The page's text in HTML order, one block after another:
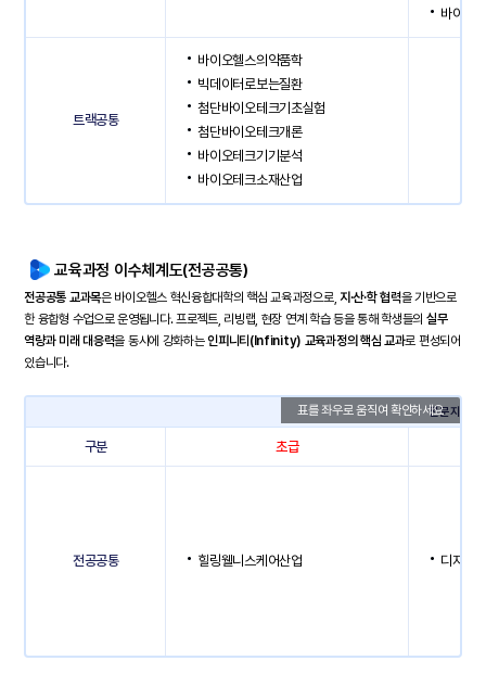
바이오
트랙공통
바이오헬스의약품학
빅데이터로보는질환
첨단바이오테크기초실험
첨단바이오테크개론
바이오테크기기분석
바이오테크소재산업
교육과정 이수체계도(전공공통)
전공공통 교과목은 바이오헬스 혁신융합대학의 핵심 교육과정으로, 지·산·학 협력을 기반으로
한 융합형 수업으로 운영됩니다. 프로젝트, 리빙랩, 현장 연계 학습 등을 통해 학생들의 실무
역량과 미래 대응력을 동시에 강화하는인피니티(Infinity) 교육과정의 핵심 교과로 편성되어
있습니다.
전문지식과
구분 초급
전공공통 힐링웰니스케어산업 디지털